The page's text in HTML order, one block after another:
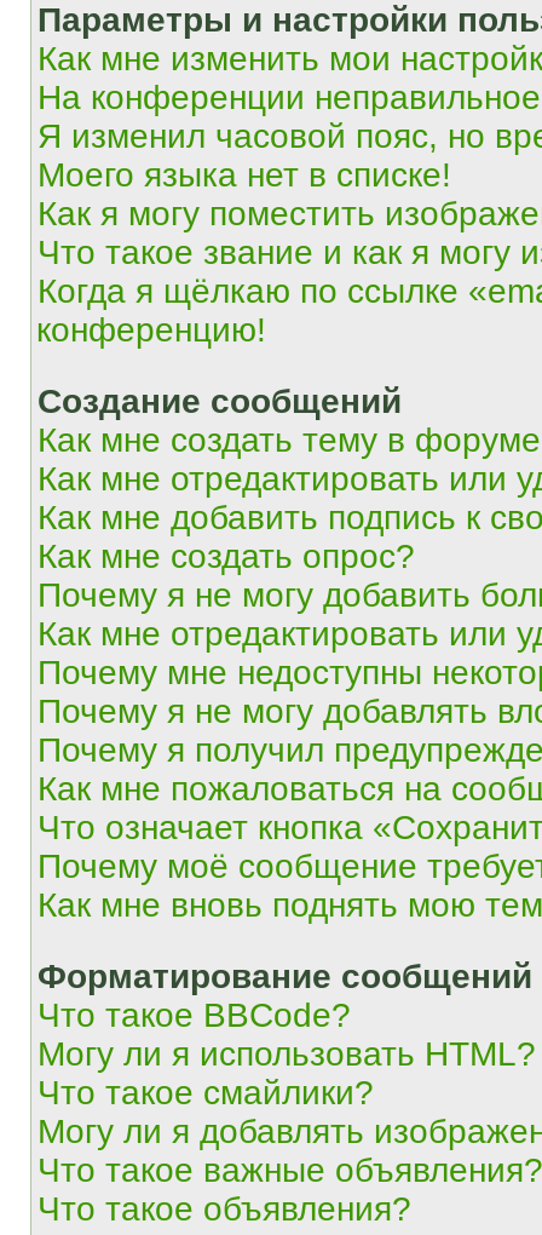
Параметры и настройки
Как мне изменить мои
На конференции
Я изменил часовой пояс, но
Моего языка нет в списке!
Как я могу поместить
Что такое звание и как я могу
Когда я щёлкаю по ссылке
конференцию!
Создание сообщений
Как мне создать тему в
Как мне отредактировать или
Как мне добавить подпись к
Как мне создать опрос?
Почему я не могу добавить
Как мне отредактировать или
Почему мне недоступны
Почему я не могу добавлять
Почему я получил
Как мне пожаловаться на
Что означает кнопка
Почему моё сообщение
Как мне вновь поднять мою
Форматирование
Что такое BBCode?
Могу ли я использовать HTML?
Что такое смайлики?
Могу ли я добавлять
Что такое важные объявления?
Что такое объявления?